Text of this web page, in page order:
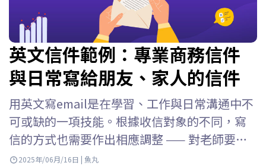
英文信件範例：專業商務信件
與日常寫給朋友、家人的信件
用英文寫email是在學習、工作與日常溝通中不
可或缺的一項技能。根據收信對象的不同，寫
信的方式也需要作出相應調整 —— 對老師要莊
重、對合作夥伴要禮貌、對朋友則可以親切自
2025年/06月/16日 | 魚丸